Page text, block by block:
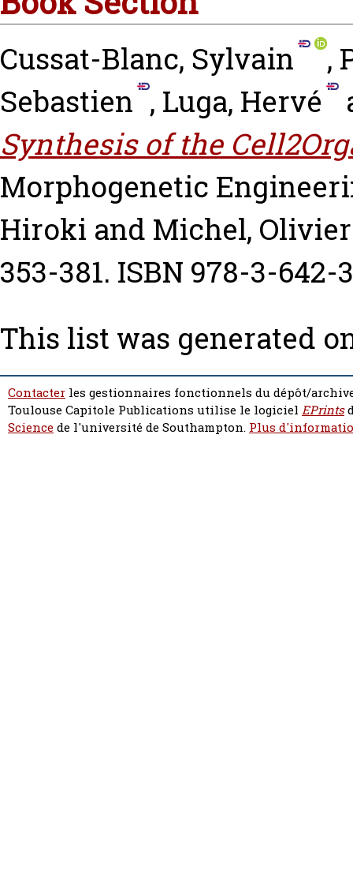
Cussat-Blanc, Sylvain ,
Sebastien , Luga, Hervé
Synthesis of the
Morphogenetic
Hiroki and Michel, Olivier
353-381. ISBN 978-3-642-
This list was generated
Contacter les gestionnaires fonctionnels du dépôt/
Toulouse Capitole Publications utilise le logiciel EPrints
Sciencede l'université de Southampton. Plus